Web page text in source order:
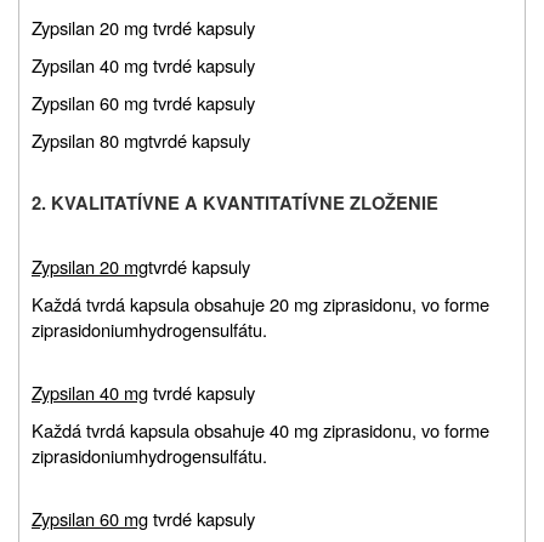
Zypsilan 20 mg tvrdé kapsuly
Zypsilan 40 mg tvrdé kapsuly
Zypsilan 60 mg tvrdé kapsuly
Zypsilan 80 mgtvrdé kapsuly
2. KVALITATÍVNE A KVANTITATÍVNE ZLOŽENIE
Zypsilan 20 mgtvrdé kapsuly
Každá tvrdá kapsula obsahuje 20 mg ziprasidonu, vo forme
ziprasidoniumhydrogensulfátu.
Zypsilan 40 mgtvrdé kapsuly
Každá tvrdá kapsula obsahuje 40 mg ziprasidonu, vo forme
ziprasidoniumhydrogensulfátu.
Zypsilan 60 mgtvrdé kapsuly